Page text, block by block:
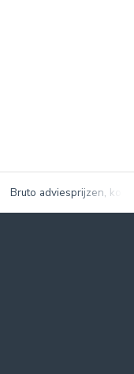
Bruto adviesprijzen,